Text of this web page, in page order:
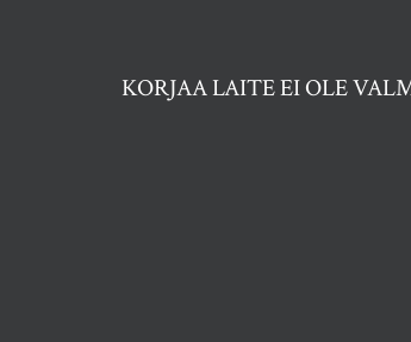
KORJAA LAITE EI OLE